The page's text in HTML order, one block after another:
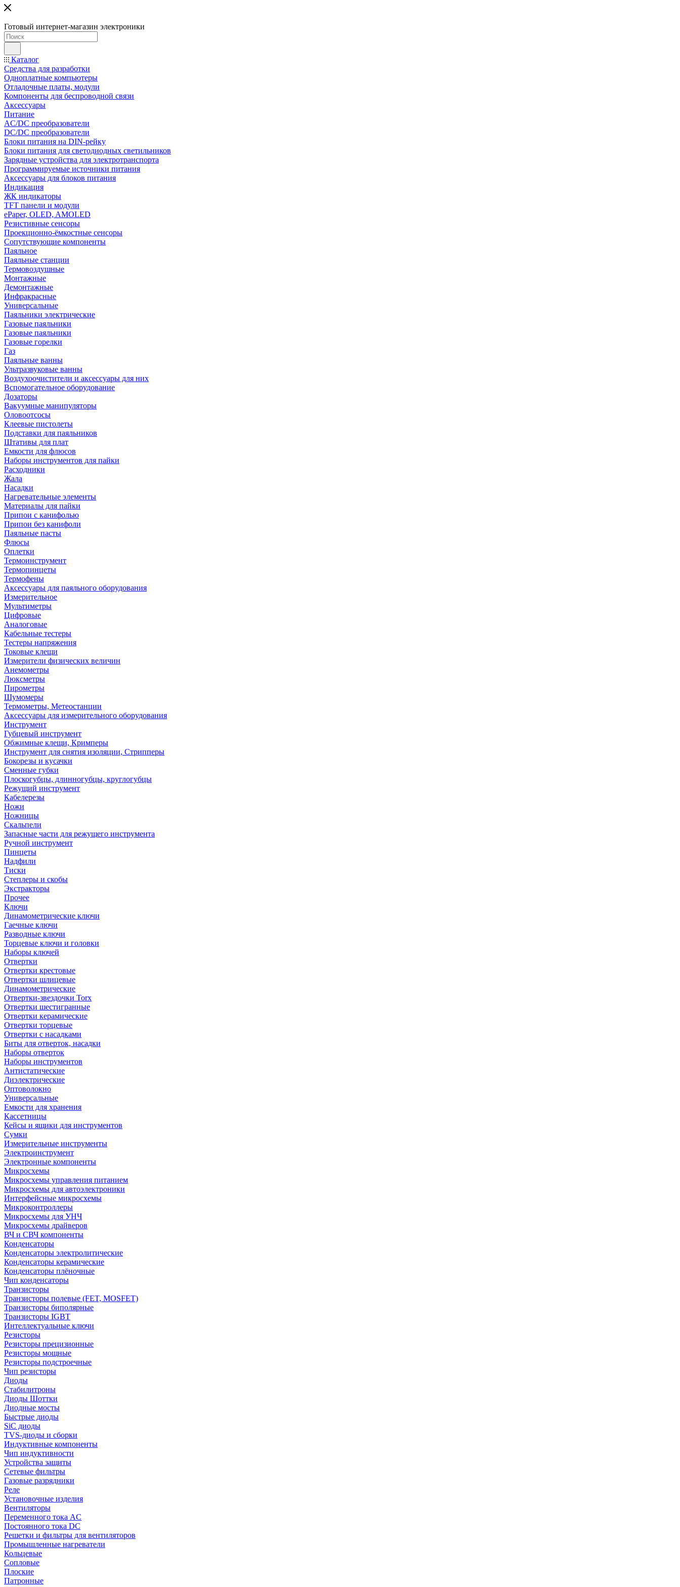
Готовый интернет-магазин электроники
Каталог
Средства для разработки
Одноплатные компьютеры
Отладочные платы, модули
Компоненты для беспроводной связи
Аксессуары
Питание
AC/DC преобразователи
DC/DC преобразователи
Блоки питания на DIN-рейку
Блоки питания для светодиодных светильников
Зарядные устройства для электротранспорта
Программируемые источники питания
Аксессуары для блоков питания
Индикация
ЖК индикаторы
TFT панели и модули
ePaper, OLED, AMOLED
Резистивные сенсоры
Проекционно-ёмкостные сенсоры
Сопутствующие компоненты
Паяльное
Паяльные станции
Термовоздушные
Монтажные
Демонтажные
Инфракрасные
Универсальные
Паяльники электрические
Газовые паяльники
Газовые паяльники
Газовые горелки
Газ
Паяльные ванны
Ультразвуковые ванны
Воздухоочистители и аксессуары для них
Вспомогательное оборудование
Дозаторы
Вакуумные манипуляторы
Оловоотсосы
Клеевые пистолеты
Подставки для паяльников
Штативы для плат
Емкости для флюсов
Наборы инструментов для пайки
Расходники
Жала
Насадки
Нагревательные элементы
Материалы для пайки
Припои с канифолью
Припои без канифоли
Паяльные пасты
Флюсы
Оплетки
Термоинструмент
Термопинцеты
Термофены
Аксессуары для паяльного оборудования
Измерительное
Мультиметры
Цифровые
Аналоговые
Кабельные тестеры
Тестеры напряжения
Токовые клещи
Измерители физических величин
Анемометры
Люксметры
Пирометры
Шумомеры
Термометры, Метеостанции
Аксессуары для измерительного оборудования
Инструмент
Губцевый инструмент
Обжимные клещи, Кримперы
Инструмент для снятия изоляции, Стрипперы
Бокорезы и кусачки
Сменные губки
Плоскогубцы, длинногубцы, круглогубцы
Режущий инструмент
Кабелерезы
Ножи
Ножницы
Скальпели
Запасные части для режущего инструмента
Ручной инструмент
Пинцеты
Надфили
Тиски
Степлеры и скобы
Экстракторы
Прочее
Ключи
Динамометрические ключи
Гаечные ключи
Разводные ключи
Торцевые ключи и головки
Наборы ключей
Отвертки
Отвертки крестовые
Отвертки шлицевые
Динамометрические
Отвертки-звездочки Torx
Отвертки шестигранные
Отвертки керамические
Отвертки торцевые
Отвертки с насадками
Биты для отверток, насадки
Наборы отверток
Наборы инструментов
Антистатические
Диэлектрические
Оптоволокно
Универсальные
Емкости для хранения
Кассетницы
Кейсы и ящики для инструментов
Сумки
Измерительные инструменты
Электроинструмент
Электронные компоненты
Микросхемы
Микросхемы управления питанием
Микросхемы для автоэлектроники
Интерфейсные микросхемы
Микроконтроллеры
Микросхемы для УНЧ
Микросхемы драйверов
ВЧ и СВЧ компоненты
Конденсаторы
Конденсаторы электролитические
Конденсаторы керамические
Конденсаторы плёночные
Чип конденсаторы
Транзисторы
Транзисторы полевые (FET, MOSFET)
Транзисторы биполярные
Транзисторы IGBT
Интеллектуальные ключи
Резисторы
Резисторы прецизионные
Резисторы мощные
Резисторы подстроечные
Чип резисторы
Диоды
Стабилитроны
Диоды Шоттки
Диодные мосты
Быстрые диоды
SiC диоды
TVS-диоды и сборки
Индуктивные компоненты
Чип индуктивности
Устройства защиты
Сетевые фильтры
Газовые разрядники
Реле
Установочные изделия
Вентиляторы
Переменного тока AC
Постоянного тока DC
Решетки и фильтры для вентиляторов
Промышленные нагреватели
Кольцевые
Сопловые
Плоские
Патронные